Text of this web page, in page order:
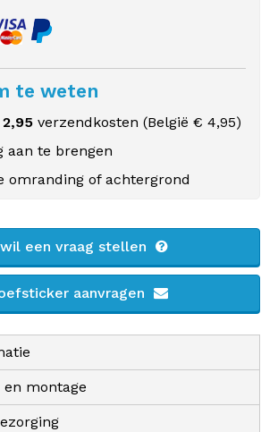
te weten
verzendkosten (België € 4,95)
aan te brengen
omranding of achtergrond
een vraag stellen
aanvragen
montage